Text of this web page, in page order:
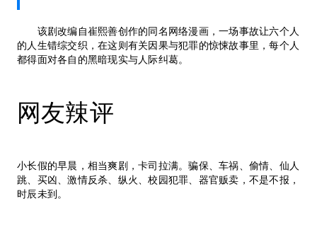
该剧改编自崔熙善创作的同名网络漫画，一场事故让六个人
的人生错综交织，在这则有关因果与犯罪的惊悚故事里，每个人
都得面对各自的黑暗现实与人际纠葛。
网友辣评
小长假的早晨，相当爽剧，卡司拉满。骗保、车祸、偷情、仙人
跳、买凶、激情反杀、纵火、校园犯罪、器官贩卖，不是不报，
时辰未到。